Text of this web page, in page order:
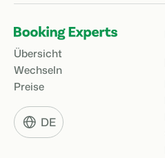
Übersicht
Wechseln
Preise
DE